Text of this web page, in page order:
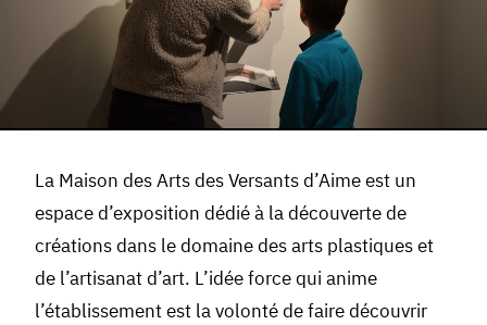
La Maison des Arts des Versants d’Aime est un
espace d’exposition dédié à la découverte de
créations dans le domaine des arts plastiques et
de l’artisanat d’art. L’idée force qui anime
l’établissement est la volonté de faire découvrir